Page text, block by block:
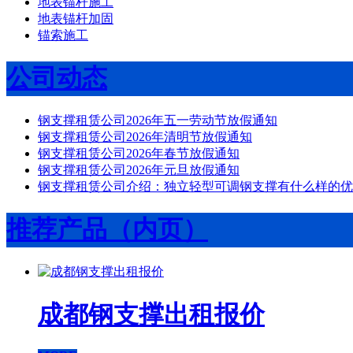
地表锚杆加固
锚索施工
公司动态
钢支撑租赁公司2026年五一劳动节放假通知
钢支撑租赁公司2026年清明节放假通知
钢支撑租赁公司2026年春节放假通知
钢支撑租赁公司2026年元旦放假通知
钢支撑租赁公司介绍：独立轻型可调钢支撑有什么样的
推荐产品（内页）
成都钢支撑出租报价